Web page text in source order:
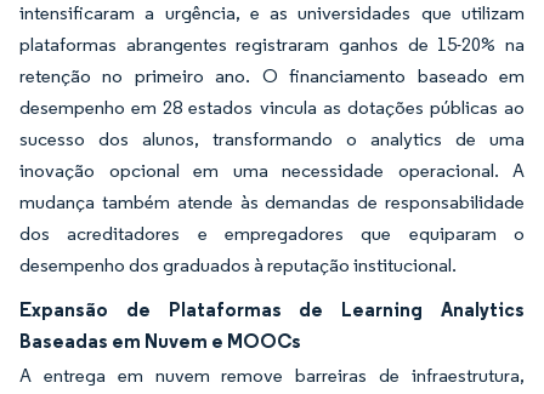
intensificaram a urgência, e as universidades que utilizam
plataformas abrangentes registraram ganhos de 15-20% na
retenção no primeiro ano. O financiamento baseado em
desempenho em 28 estados vincula as dotações públicas ao
sucesso dos alunos, transformando o analytics de uma
inovação opcional em uma necessidade operacional. A
mudança também atende às demandas de responsabilidade
dos acreditadores e empregadores que equiparam o
desempenho dos graduados à reputação institucional.
Expansão de Plataformas de Learning Analytics
Baseadas em Nuvem e MOOCs
A entrega em nuvem remove barreiras de infraestrutura,